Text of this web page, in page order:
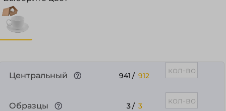
Центральный
Образцы
941 / 912
3/ 3